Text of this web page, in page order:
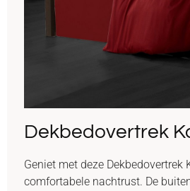
Dekbedovertrek
Geniet met deze
comfortabele nachtrust. De